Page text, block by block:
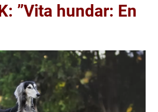
”Vita hundar: En